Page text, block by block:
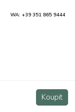
Koupit
Koupit
WA: +39 351 865 9444